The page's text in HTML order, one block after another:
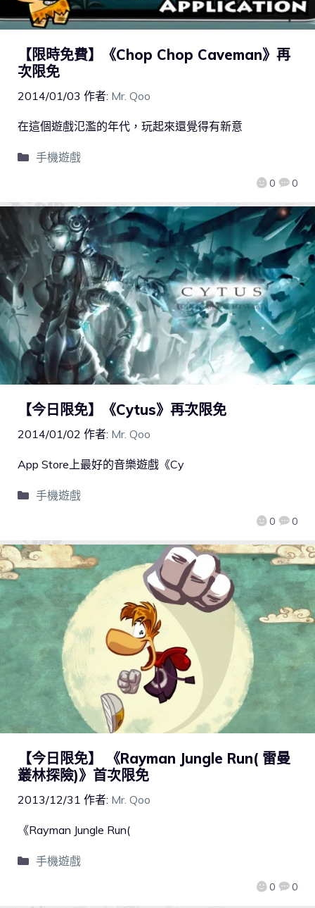
【限時免費】《Chop Chop Caveman》再
次限免
2014/01/03 作者: Mr. Qoo
0 0
在這個遊戲氾濫的年代，玩起來還覺得有新意
手機遊戲
【今日限免】《Cytus》再次限免
2014/01/02 作者: Mr. Qoo
0 0
App Store上最好的音樂遊戲《Cy
手機遊戲
【今日限免】 《Rayman Jungle Run( 雷曼
叢林探險)》首次限免
2013/12/31 作者: Mr. Qoo
0 0
《Rayman Jungle Run(
手機遊戲